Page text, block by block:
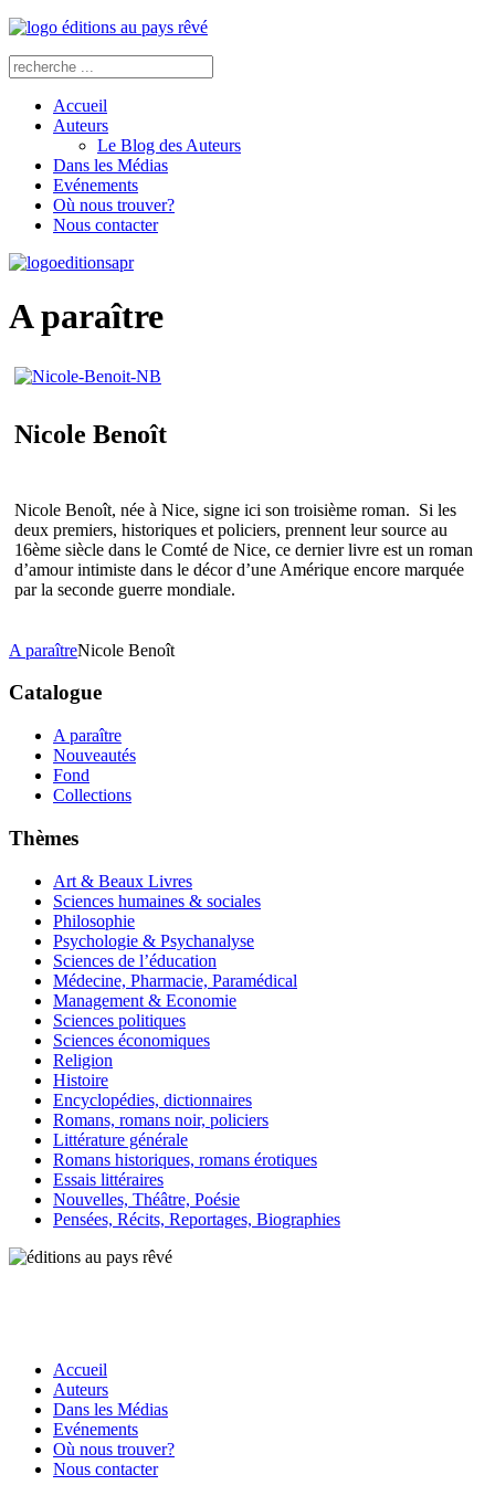
Accueil
Auteurs
Le Blog des Auteurs
Dans les Médias
Evénements
Où nous trouver?
Nous contacter
A paraître
Nicole Benoît
Nicole Benoît, née à Nice, signe ici son troisième roman. Si les
deux premiers, historiques et policiers, prennent leur source au
16ème siècle dans le Comté de Nice, ce dernier livre est un roman
d’amour intimiste dans le décor d’une Amérique encore marquée
par la seconde guerre mondiale.
A paraîtreNicole Benoît
Catalogue
A paraître
Nouveautés
Fond
Collections
Thèmes
Art & Beaux Livres
Sciences humaines & sociales
Philosophie
Psychologie & Psychanalyse
Sciences de l’éducation
Médecine, Pharmacie, Paramédical
Management & Economie
Sciences politiques
Sciences économiques
Religion
Histoire
Encyclopédies, dictionnaires
Romans, romans noir, policiers
Littérature générale
Romans historiques, romans érotiques
Essais littéraires
Nouvelles, Théâtre, Poésie
Pensées, Récits, Reportages, Biographies
Accueil
Auteurs
Dans les Médias
Evénements
Où nous trouver?
Nous contacter